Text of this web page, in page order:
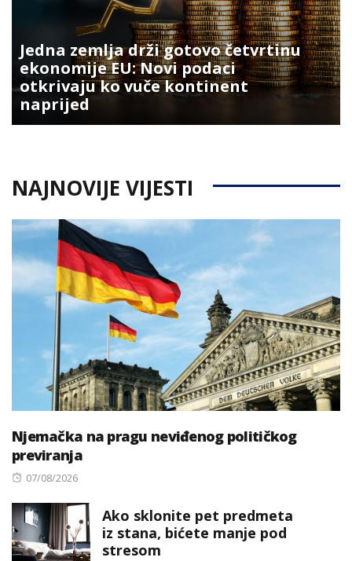
Jedna zemlja drži gotovo četvrtinu
ekonomije EU: Novi podaci
otkrivaju ko vuče kontinent
naprijed
NAJNOVIJE VIJESTI
Njemačka na pragu neviđenog političkog
previranja
Posted
07/08/2026
Ako sklonite pet predmeta
iz stana, bićete manje pod
stresom